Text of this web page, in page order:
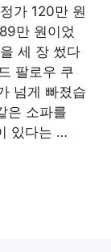
가 120만 원
만 원이었
세 장 썼다
팔로우 쿠
넘게 빠졌습
은 소파를
있다는 …